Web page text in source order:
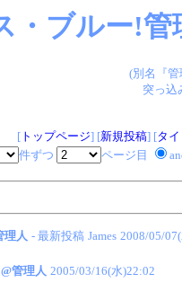
・ブルー!
(別名『
突っ込
[トップページ] [新規投稿] [タ
件ずつ
ページ目
理人 - 最新投稿 James 2008/05/
管理人 2005/03/16(水)22:02